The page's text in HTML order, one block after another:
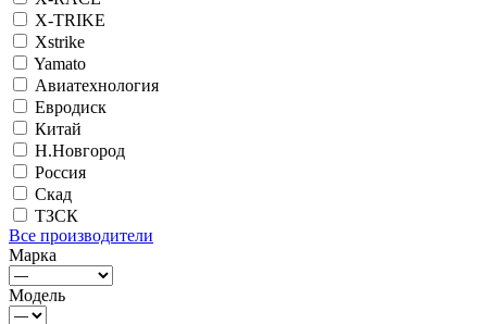
X-TRIKE
Xstrike
Yamato
Авиатехнология
Евродиск
Китай
Н.Новгород
Россия
Скад
ТЗСК
Все производители
Марка
Модель